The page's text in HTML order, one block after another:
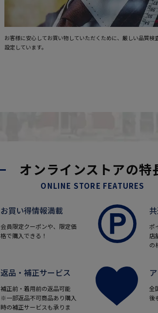
お客様に安心してお買い物していただくために、厳しい品質検
設定しています。
オンラインストアの特
ONLINE STORE FEATURES
お買い得情報満載
会員限定クーポンや、限定価
格で購入できる！
ポ
店
の
返品・補正サービス
補正前・着用前の返品可能
※一部返品不可商品あり購入
時の補正サービスも承りま
全
後